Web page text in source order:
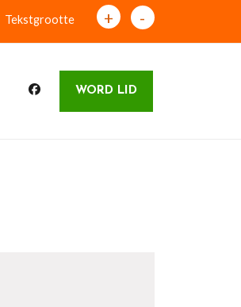
Tekstgrootte + -
WORD LID